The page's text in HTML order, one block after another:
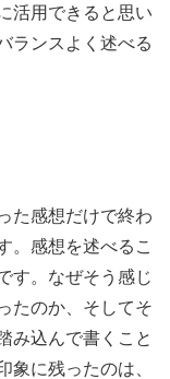
活用できると思い
ランスよく述べる
た感想だけで終わ
。感想を述べるこ
す。なぜそう感じ
たのか、そしてそ
み込んで書くこと
象に残ったのは、